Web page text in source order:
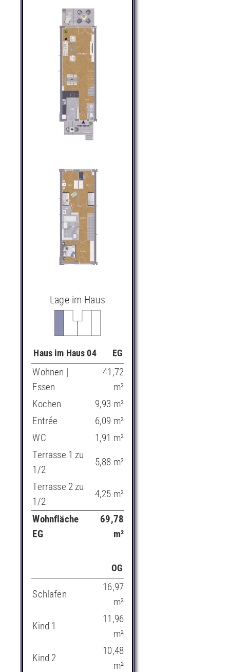
Lage im Haus
Haus im Haus 04 EG
Wohnen |
Essen
41,72
m²
Kochen
9,93 m²
Entrée
6,09 m²
WC
1,91 m²
Terrasse 1 zu
1/2
5,88 m²
Terrasse 2 zu
1/2
4,25 m²
Wohnfläche
EG
69,78
m²
OG
Schlafen
16,97
m²
Kind 1
11,96
m²
Kind 2
10,48
m²